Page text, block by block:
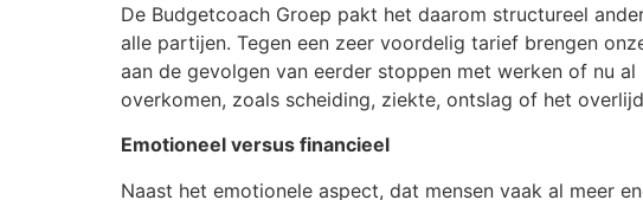
De Budgetcoach Groep pakt het daarom structureel
alle partijen. Tegen een zeer voordelig tarief brengen
aan de gevolgen van eerder stoppen met werken of nu
overkomen, zoals scheiding, ziekte, ontslag of het
Emotioneel versus financieel
Naast het emotionele aspect, dat mensen vaak al meer